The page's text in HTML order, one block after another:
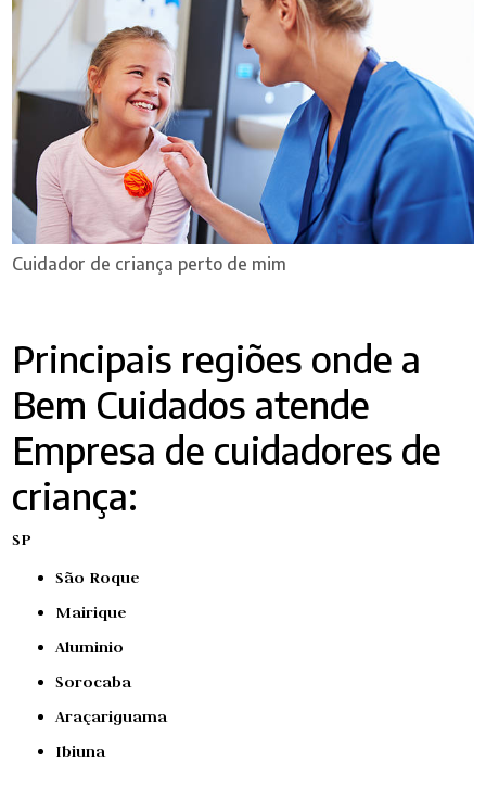
Cuidador de criança perto de mim
Principais regiões onde a
Bem Cuidados atende
Empresa de cuidadores de
criança:
SP
São Roque
Mairique
Aluminio
Sorocaba
Araçariguama
Ibiuna